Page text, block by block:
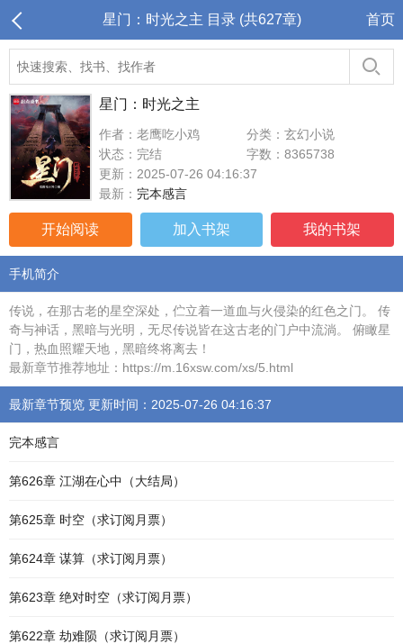
星门：时光之主 目录 (共627章) 首页
星门：时光之主
作者：老鹰吃小鸡
分类：玄幻小说
状态：完结
字数：8365738
更新：2025-07-26 04:16:37
最新： 完本感言
开始阅读 加入书架 我的书架
手机简介
传说，在那古老的星空深处，伫立着一道血与火侵染的红色之门。 传
奇与神话，黑暗与光明，无尽传说皆在这古老的门户中流淌。 俯瞰星
门，热血照耀天地，黑暗终将离去！
最新章节推荐地址：https://m.16xsw.com/xs/5.html
最新章节预览 更新时间：2025-07-26 04:16:37
完本感言
第626章 江湖在心中（大结局）
第625章 时空（求订阅月票）
第624章 谋算（求订阅月票）
第623章 绝对时空（求订阅月票）
第622章 劫难陨（求订阅月票）